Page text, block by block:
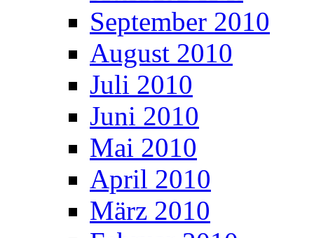
September 2010
August 2010
Juli 2010
Juni 2010
Mai 2010
April 2010
März 2010